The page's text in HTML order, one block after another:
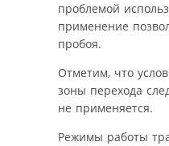
проблемой
применение
пробоя.
Отметим, что
зоны перехода
не применяется.
Режимы работы